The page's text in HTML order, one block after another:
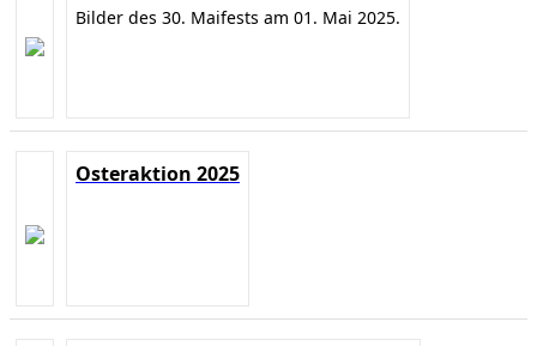
Bilder des 30. Maifests am 01. Mai 2025.
Osteraktion 2025